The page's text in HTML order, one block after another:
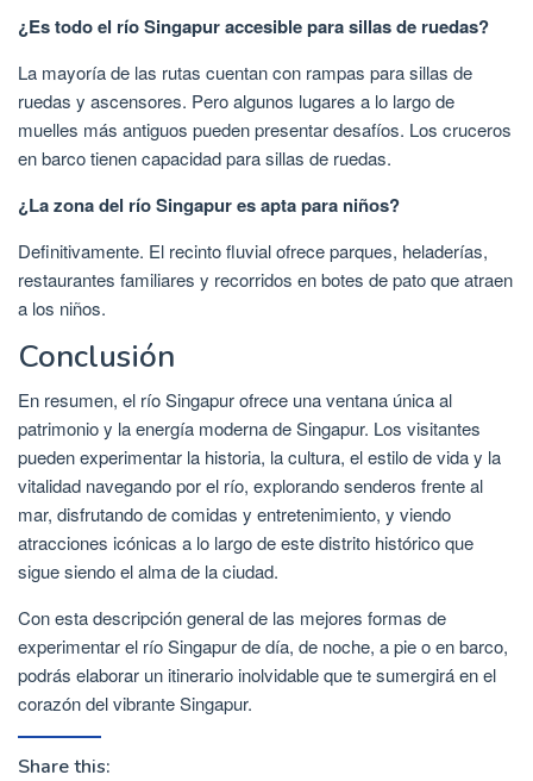
¿Es todo el río Singapur accesible para sillas de ruedas?
La mayoría de las rutas cuentan con rampas para sillas de
ruedas y ascensores. Pero algunos lugares a lo largo de
muelles más antiguos pueden presentar desafíos. Los cruceros
en barco tienen capacidad para sillas de ruedas.
¿La zona del río Singapur es apta para niños?
Definitivamente. El recinto fluvial ofrece parques, heladerías,
restaurantes familiares y recorridos en botes de pato que atraen
a los niños.
Conclusión
En resumen, el río Singapur ofrece una ventana única al
patrimonio y la energía moderna de Singapur. Los visitantes
pueden experimentar la historia, la cultura, el estilo de vida y la
vitalidad navegando por el río, explorando senderos frente al
mar, disfrutando de comidas y entretenimiento, y viendo
atracciones icónicas a lo largo de este distrito histórico que
sigue siendo el alma de la ciudad.
Con esta descripción general de las mejores formas de
experimentar el río Singapur de día, de noche, a pie o en barco,
podrás elaborar un itinerario inolvidable que te sumergirá en el
corazón del vibrante Singapur.
Share this: